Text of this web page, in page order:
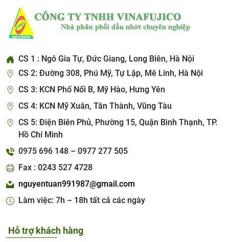
CS 1 : Ngô Gia Tự, Đức Giang, Long Biên, Hà Nội
CS 2: Đường 308, Phú Mỹ, Tự Lập, Mê Linh, Hà Nội
CS 3: KCN Phố Nối B, Mỹ Hào, Hưng Yên
CS 4: KCN Mỹ Xuân, Tân Thành, Vũng Tàu
CS 5: Điện Biên Phủ, Phường 15, Quận Bình Thạnh, TP.
Hồ Chí Minh
0975 696 148 – 0977 277 505
Fax : 0243 527 4728
nguyentuan991987@gmail.com
Làm việc: 7h – 18h tất cả các ngày
Hỗ trợ khách hàng